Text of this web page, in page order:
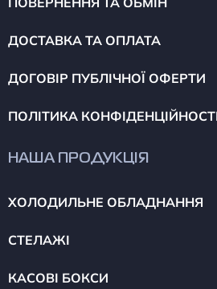
ДОСТАВКА ТА ОПЛАТА
ДОГОВІР ПУБЛІЧНОЇ ОФЕРТИ
ПОЛІТИКА
НАША ПРОДУКЦІЯ
ХОЛОДИЛЬНЕ ОБЛАДНАННЯ
СТЕЛАЖІ
КАСОВІ БОКСИ